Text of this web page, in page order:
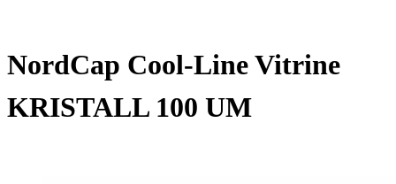
NordCap Cool-Line Vitrine
KRISTALL 100 UM